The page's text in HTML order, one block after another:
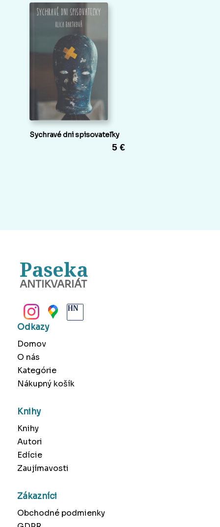
Sychravé dni spisovateľky
5 €
Paseka
ANTIKVARIÁT
Odkazy
Domov
O nás
Kategórie
Nákupný košík
Knihy
Knihy
Autori
Edície
Zaujímavosti
Zákazníci
Obchodné podmienky